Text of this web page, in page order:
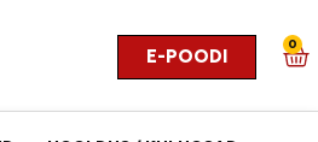
E-POODI
0